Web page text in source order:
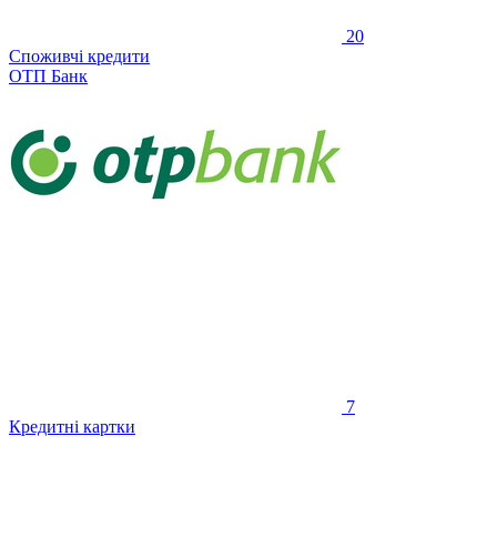
20
Споживчі кредити
ОТП Банк
7
Кредитні картки